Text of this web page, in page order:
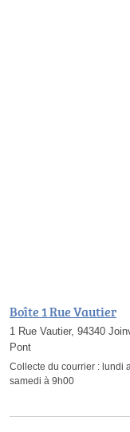
Boîte 1 Rue Vautier
1 Rue Vautier, 94340
Pont
Collecte du courrier : lundi
samedi à 9h00